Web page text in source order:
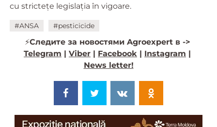
cu strictețe legislația în vigoare.
#ANSA #pesticicide
⚡️Следите за новостями Agroexpert в ->
Telegram
Viber Facebook Instagram
News letter!